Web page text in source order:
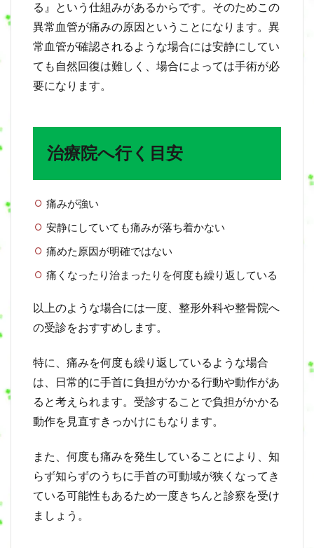
め
る』という仕組みがあるからです。そのためこの
異常血管が痛みの原因ということになります。異
常血管が確認されるような場合には安静にしてい
ても自然回復は難しく、場合によっては手術が必
要になります。
治療院へ行く目安
痛みが強い
安静にしていても痛みが落ち着かない
痛めた原因が明確ではない
痛くなったり治まったりを何度も繰り返している
以上のような場合には一度、整形外科や整骨院へ
の受診をおすすめします。
特に、痛みを何度も繰り返しているような場合
は、日常的に手首に負担がかかる行動や動作があ
ると考えられます。受診することで負担がかかる
動作を見直すきっかけにもなります。
また、何度も痛みを発生していることにより、知
らず知らずのうちに手首の可動域が狭くなってき
ている可能性もあるため一度きちんと診察を受け
ましょう。